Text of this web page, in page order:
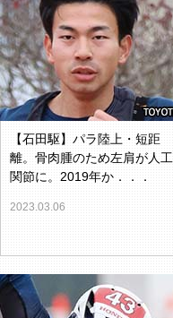
【石田駆】パラ陸上・短距
離。骨肉腫のため左肩が人工
関節に。2019年か．．．
2023.03.06